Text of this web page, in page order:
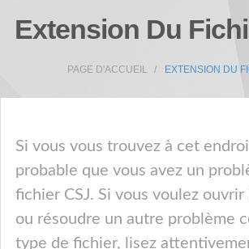
Extension Du
PAGE D'ACCUEIL EXTENSION DU
Si vous vous trouvez à cet
probable que vous avez un
fichier CSJ. Si vous voulez ouvrir
ou résoudre un autre problème
type de fichier, lisez